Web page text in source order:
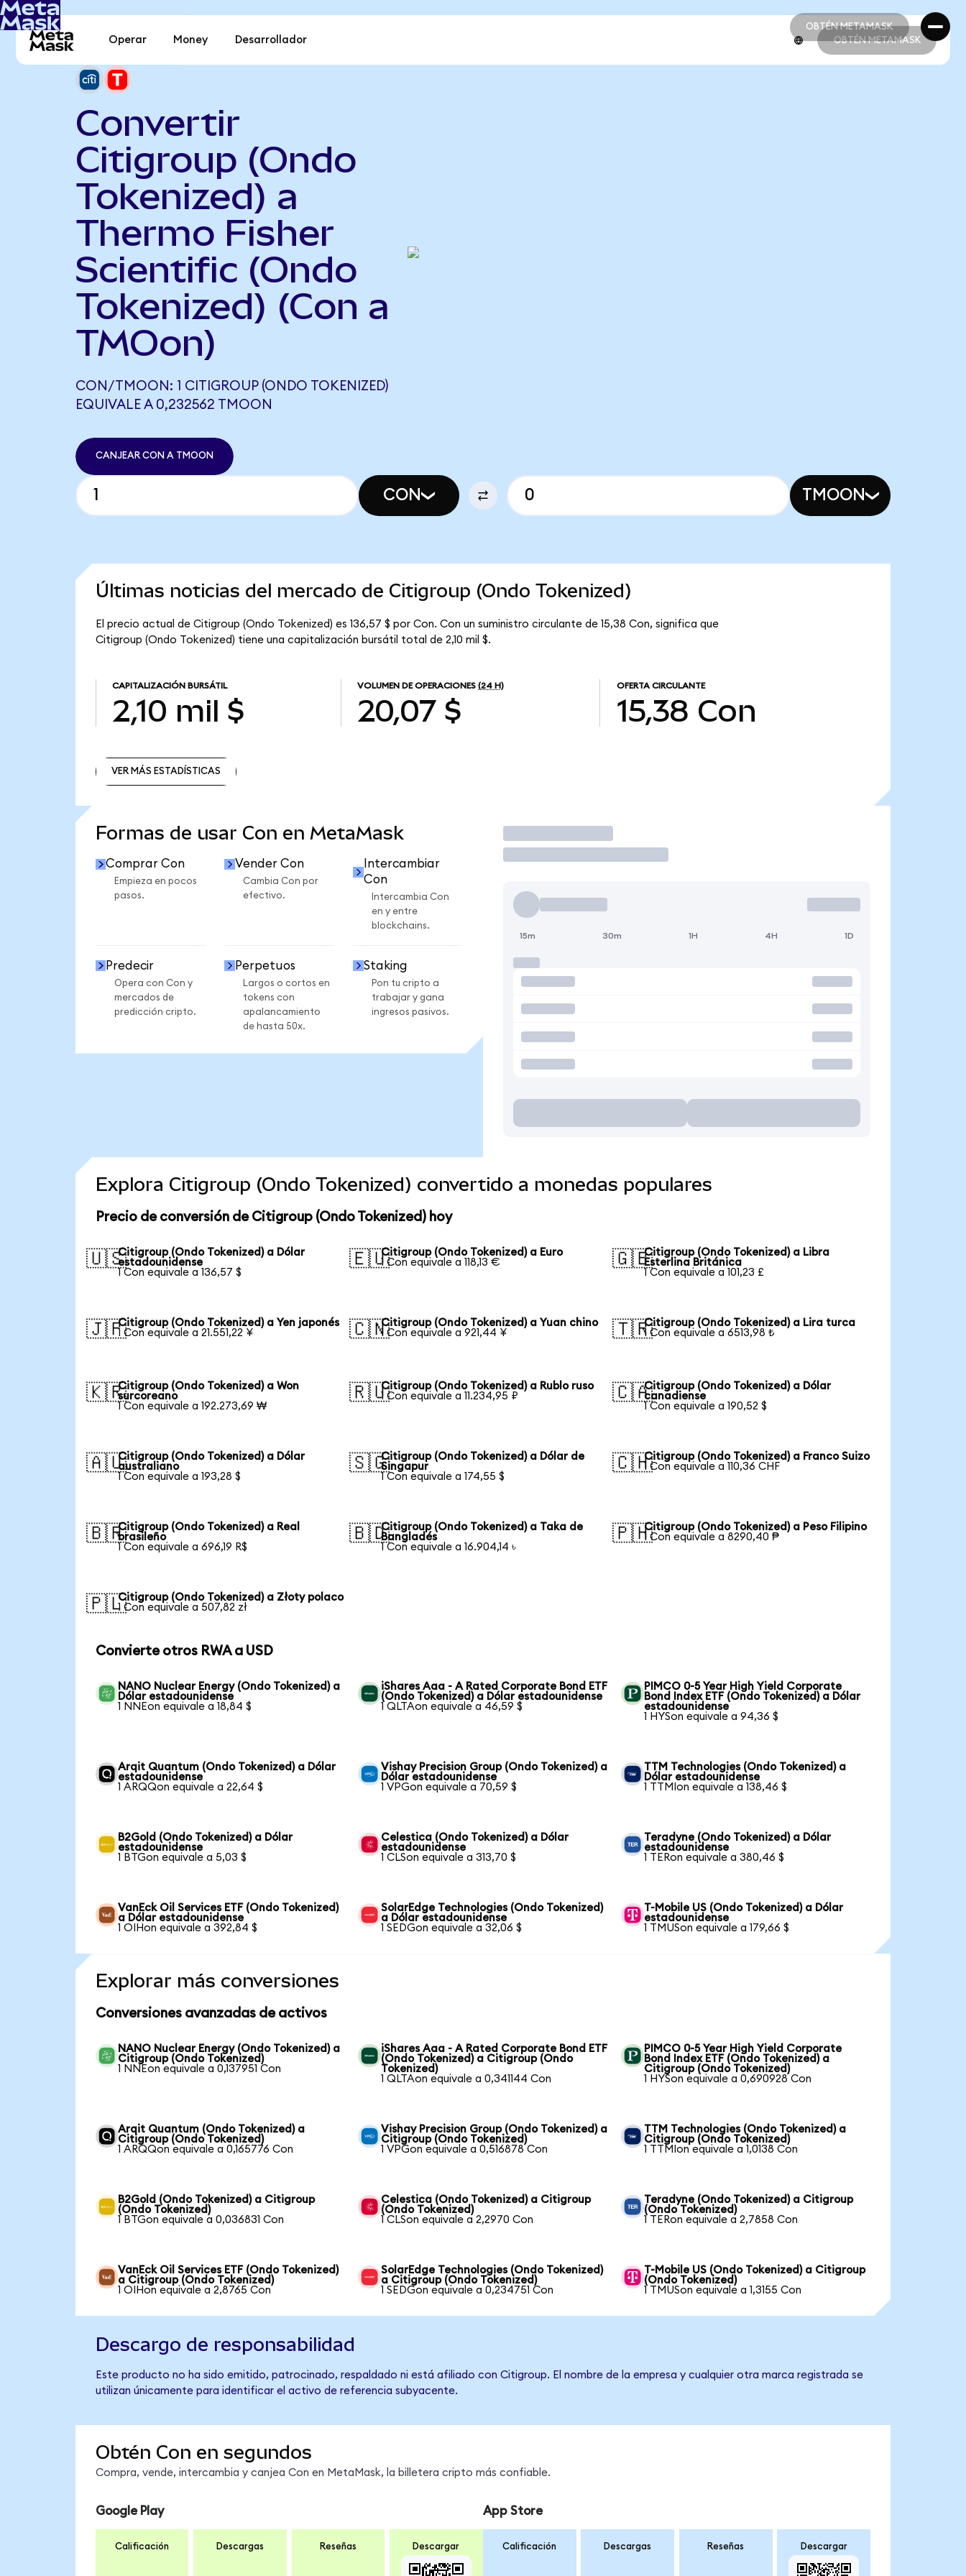
OBTÉN METAMASK
OBTÉN METAMASK
Operar Money Desarrollador OBTÉN METAMASK
Convertir
Citigroup (Ondo
Tokenized) a
Thermo Fisher
Scientific (Ondo
Tokenized) (Con a
TMOon)
CON/TMOON: 1 CITIGROUP (ONDO TOKENIZED)
EQUIVALE A 0,232562 TMOON
CANJEAR CON A TMOON
CON TMOON
Últimas noticias del mercado de Citigroup (Ondo Tokenized)
El precio actual de Citigroup (Ondo Tokenized) es 136,57 $ por Con. Con un suministro circulante de 15,38 Con, significa que
Citigroup (Ondo Tokenized) tiene una capitalización bursátil total de 2,10 mil $.
CAPITALIZACIÓN BURSÁTIL
2,10 mil $
VOLUMEN DE OPERACIONES (24 H)
20,07 $
OFERTA CIRCULANTE
15,38 Con
VER MÁS ESTADÍSTICAS
Formas de usar Con en MetaMask
Comprar Con
Empieza en pocos
pasos.
Vender Con
Cambia Con por
efectivo.
Intercambiar
Con
Intercambia Con
en y entre
blockchains.
Predecir
Opera con Con y
mercados de
predicción cripto.
Perpetuos
Largos o cortos en
tokens con
apalancamiento
de hasta 50x.
Staking
Pon tu cripto a
trabajar y gana
ingresos pasivos.
Operar
15m 30m 1H 4H 1D
Explora Citigroup (Ondo Tokenized) convertido a monedas populares
Precio de conversión de Citigroup (Ondo Tokenized) hoy
🇺🇸Citigroup (Ondo Tokenized) a Dólar
estadounidense
1 Con equivale a 136,57 $
🇪🇺Citigroup (Ondo Tokenized) a Euro
1 Con equivale a 118,13 €
🇬🇧Citigroup (Ondo Tokenized) a Libra
Esterlina Británica
1 Con equivale a 101,23 £
🇯🇵Citigroup (Ondo Tokenized) a Yen japonés
1 Con equivale a 21.551,22 ¥
🇨🇳Citigroup (Ondo Tokenized) a Yuan chino
1 Con equivale a 921,44 ¥
🇹🇷Citigroup (Ondo Tokenized) a Lira turca
1 Con equivale a 6513,98 ₺
🇰🇷Citigroup (Ondo Tokenized) a Won
surcoreano
1 Con equivale a 192.273,69 ₩
🇷🇺Citigroup (Ondo Tokenized) a Rublo ruso
1 Con equivale a 11.234,95 ₽
🇨🇦Citigroup (Ondo Tokenized) a Dólar
canadiense
1 Con equivale a 190,52 $
🇦🇺Citigroup (Ondo Tokenized) a Dólar
australiano
1 Con equivale a 193,28 $
🇸🇬Citigroup (Ondo Tokenized) a Dólar de
Singapur
1 Con equivale a 174,55 $
🇨🇭Citigroup (Ondo Tokenized) a Franco Suizo
1 Con equivale a 110,36 CHF
🇧🇷Citigroup (Ondo Tokenized) a Real
brasileño
1 Con equivale a 696,19 R$
🇧🇩Citigroup (Ondo Tokenized) a Taka de
Bangladés
1 Con equivale a 16.904,14 ৳
🇵🇭Citigroup (Ondo Tokenized) a Peso Filipino
1 Con equivale a 8290,40 ₱
🇵🇱Citigroup (Ondo Tokenized) a Złoty polaco
1 Con equivale a 507,82 zł
Convierte otros RWA a USD
NANO Nuclear Energy (Ondo Tokenized) a
Dólar estadounidense
1 NNEon equivale a 18,84 $
iShares Aaa - A Rated Corporate Bond ETF
(Ondo Tokenized) a Dólar estadounidense
1 QLTAon equivale a 46,59 $
PIMCO 0-5 Year High Yield Corporate
Bond Index ETF (Ondo Tokenized) a Dólar
estadounidense
1 HYSon equivale a 94,36 $
Arqit Quantum (Ondo Tokenized) a Dólar
estadounidense
1 ARQQon equivale a 22,64 $
Vishay Precision Group (Ondo Tokenized) a
Dólar estadounidense
1 VPGon equivale a 70,59 $
TTM Technologies (Ondo Tokenized) a
Dólar estadounidense
1 TTMIon equivale a 138,46 $
B2Gold (Ondo Tokenized) a Dólar
estadounidense
1 BTGon equivale a 5,03 $
Celestica (Ondo Tokenized) a Dólar
estadounidense
1 CLSon equivale a 313,70 $
Teradyne (Ondo Tokenized) a Dólar
estadounidense
1 TERon equivale a 380,46 $
VanEck Oil Services ETF (Ondo Tokenized)
a Dólar estadounidense
1 OIHon equivale a 392,84 $
SolarEdge Technologies (Ondo Tokenized)
a Dólar estadounidense
1 SEDGon equivale a 32,06 $
T-Mobile US (Ondo Tokenized) a Dólar
estadounidense
1 TMUSon equivale a 179,66 $
Explorar más conversiones
Conversiones avanzadas de activos
NANO Nuclear Energy (Ondo Tokenized) a
Citigroup (Ondo Tokenized)
1 NNEon equivale a 0,137951 Con
iShares Aaa - A Rated Corporate Bond ETF
(Ondo Tokenized) a Citigroup (Ondo
Tokenized)
1 QLTAon equivale a 0,341144 Con
PIMCO 0-5 Year High Yield Corporate
Bond Index ETF (Ondo Tokenized) a
Citigroup (Ondo Tokenized)
1 HYSon equivale a 0,690928 Con
Arqit Quantum (Ondo Tokenized) a
Citigroup (Ondo Tokenized)
1 ARQQon equivale a 0,165776 Con
Vishay Precision Group (Ondo Tokenized) a
Citigroup (Ondo Tokenized)
1 VPGon equivale a 0,516878 Con
TTM Technologies (Ondo Tokenized) a
Citigroup (Ondo Tokenized)
1 TTMIon equivale a 1,0138 Con
B2Gold (Ondo Tokenized) a Citigroup
(Ondo Tokenized)
1 BTGon equivale a 0,036831 Con
Celestica (Ondo Tokenized) a Citigroup
(Ondo Tokenized)
1 CLSon equivale a 2,2970 Con
Teradyne (Ondo Tokenized) a Citigroup
(Ondo Tokenized)
1 TERon equivale a 2,7858 Con
VanEck Oil Services ETF (Ondo Tokenized)
a Citigroup (Ondo Tokenized)
1 OIHon equivale a 2,8765 Con
SolarEdge Technologies (Ondo Tokenized)
a Citigroup (Ondo Tokenized)
1 SEDGon equivale a 0,234751 Con
T-Mobile US (Ondo Tokenized) a Citigroup
(Ondo Tokenized)
1 TMUSon equivale a 1,3155 Con
Descargo de responsabilidad
Este producto no ha sido emitido, patrocinado, respaldado ni está afiliado con Citigroup. El nombre de la empresa y cualquier otra marca registrada se
utilizan únicamente para identificar el activo de referencia subyacente.
Obtén Con en segundos
Compra, vende, intercambia y canjea Con en MetaMask, la billetera cripto más confiable.
Google Play
Calificación Descargas Reseñas Descargar
App Store
Calificación Descargas Reseñas Descargar